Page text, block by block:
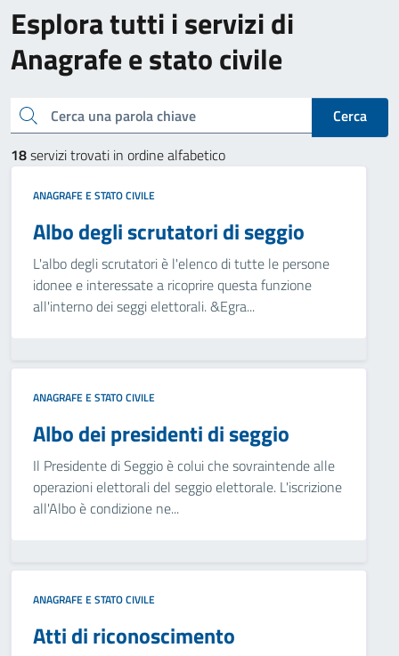
Esplora tutti i servizi di
Anagrafe e stato civile
Cerca una parola chiave
Cerca
18servizi trovati in ordine alfabetico
ANAGRAFE E STATO CIVILE
Albo degli scrutatori di seggio
L'albo degli scrutatori è l'elenco di tutte le persone
idonee e interessate a ricoprire questa funzione
all'interno dei seggi elettorali. &Egra...
ANAGRAFE E STATO CIVILE
Albo dei presidenti di seggio
Il Presidente di Seggio è colui che sovraintende alle
operazioni elettorali del seggio elettorale. L'iscrizione
all'Albo è condizione ne...
ANAGRAFE E STATO CIVILE
Atti di riconoscimento